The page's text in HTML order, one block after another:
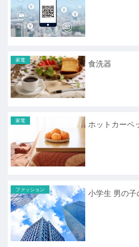
家電 食洗器
家電 ホットカーペ
ファッション 小学生 男の子